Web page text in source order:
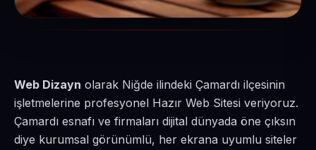
Web Dizayn olarak Niğde ilindeki Çamardı ilçesinin
işletmelerine profesyonel Hazır Web Sitesi veriyoruz.
Çamardı esnafı ve firmaları dijital dünyada öne çıksın
diye kurumsal görünümlü, her ekrana uyumlu siteler